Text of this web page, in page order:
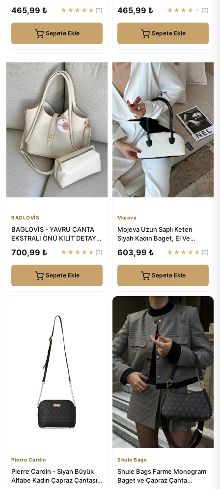
465,99 ₺ ★★★★★ (0)
Sepete Ekle
465,99 ₺ ★★★★★ (0)
Sepete Ekle
BAGLOVİS
BAGLOVİS - YAVRU ÇANTA
EKSTRALI ÖNÜ KİLİT DETAYLI
700,99 ₺ ★★★★★ (0)
Sepete Ekle
Mojeva
Mojeva Uzun Saplı Keten
Siyah Kadın Baget, El Ve
603,99 ₺ ★★★★★ (0)
Sepete Ekle
Pierre Cardin
Pierre Cardin - Siyah Büyük
Alfabe Kadın Çapraz Çantası
Shule Bags
Shule Bags Farme Monogram
Baget ve Çapraz Çanta